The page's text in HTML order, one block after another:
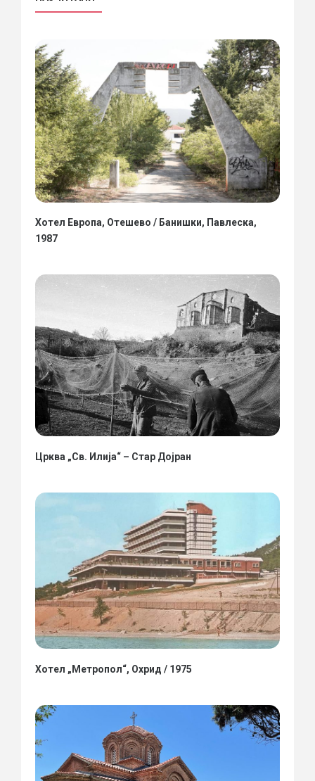
Хотел Европа, Отешево / Банишки, Павлеска,
1987
Црква „Св. Илија“ – Стар Дојран
Хотел „Метропол“, Охрид / 1975